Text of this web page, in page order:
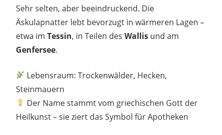
Sehr selten, aber beeindruckend. Die
Äskulapnatter lebt bevorzugt in wärmeren Lagen –
etwa im Tessin, in Teilen des Wallis und am
Genfersee.
Lebensraum: Trockenwälder, Hecken,
Steinmauern
Der Name stammt vom griechischen Gott der
Heilkunst – sie ziert das Symbol für Apotheken